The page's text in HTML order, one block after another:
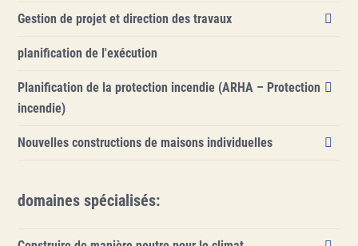
Prestations
Domaines spécialisés
À propos de nous
Gestion de projet et direction des travaux
planification de l'exécution
Planification de la protection incendie (ARHA – Protection
incendie)
Nouvelles constructions de maisons individuelles
domaines spécialisés: